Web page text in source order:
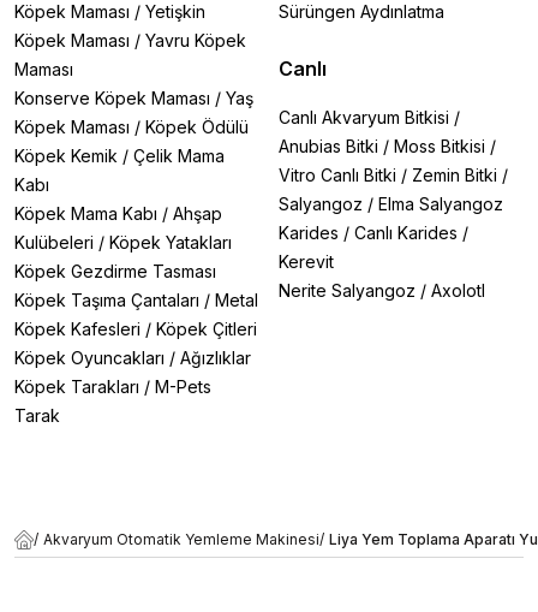
Köpek Maması / Yetişkin
Köpek Maması / Yavru Köpek
Maması
Konserve Köpek Maması / Yaş
Köpek Maması / Köpek Ödülü
Köpek Kemik / Çelik Mama
Kabı
Köpek Mama Kabı / Ahşap
Kulübeleri / Köpek Yatakları
Köpek Gezdirme Tasması
Köpek Taşıma Çantaları / Metal
Köpek Kafesleri / Köpek Çitleri
Köpek Oyuncakları / Ağızlıklar
Köpek Tarakları / M-Pets
Tarak
Sürüngen Aydınlatma
Canlı
Canlı Akvaryum Bitkisi /
Anubias Bitki / Moss Bitkisi /
Vitro Canlı Bitki / Zemin Bitki /
Salyangoz / Elma Salyangoz
Karides / Canlı Karides /
Kerevit
Nerite Salyangoz / Axolotl
/ Akvaryum Otomatik Yemleme Makinesi/ Liya Yem Toplama Aparatı